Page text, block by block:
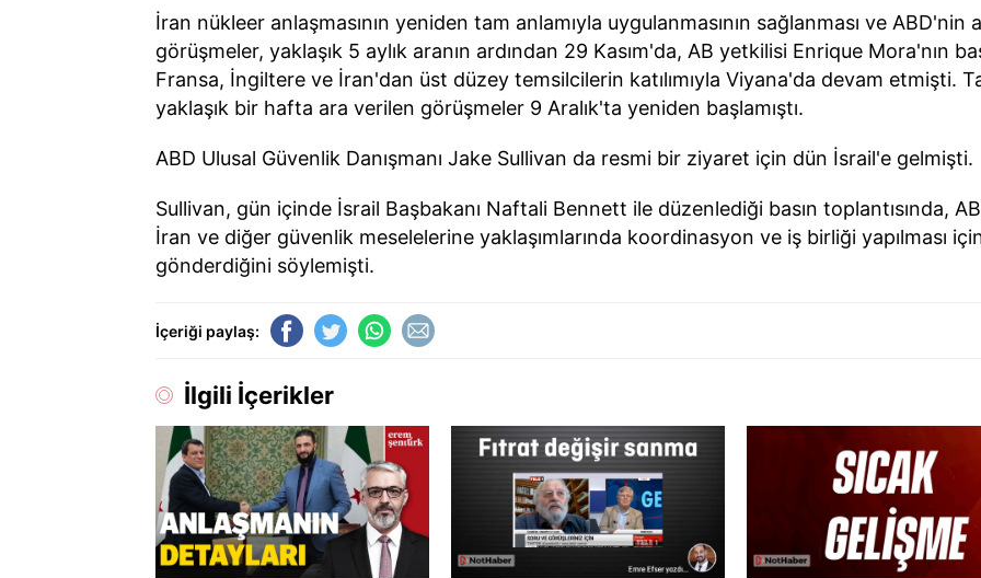
İran nükleer anlaşmasının yeniden tam anlamıyla uygulanmasının sağlanması ve ABD'nin
görüşmeler, yaklaşık 5 aylık aranın ardından 29 Kasım'da, AB yetkilisi Enrique Mora'nın
Fransa, İngiltere ve İran'dan üst düzey temsilcilerin katılımıyla Viyana'da devam etmişti.
yaklaşık bir hafta ara verilen görüşmeler 9 Aralık'ta yeniden başlamıştı.
ABD Ulusal Güvenlik Danışmanı Jake Sullivan da resmi bir ziyaret için dün İsrail'e gelmişti.
Sullivan, gün içinde İsrail Başbakanı Naftali Bennett ile düzenlediği basın toplantısında,
İran ve diğer güvenlik meselelerine yaklaşımlarında koordinasyon ve iş birliği yapılması
gönderdiğini söylemişti.
İçeriği paylaş:
İlgili İçerikler